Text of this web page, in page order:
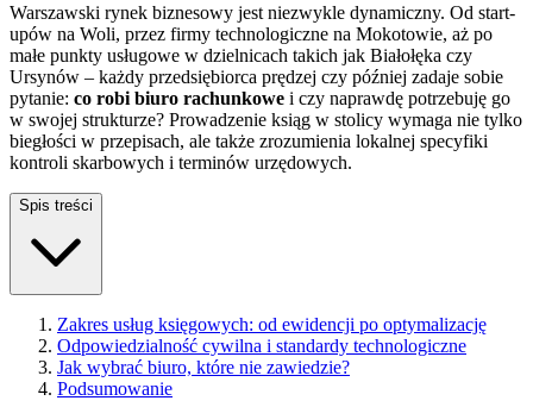
Warszawski rynek biznesowy jest niezwykle dynamiczny. Od start-
upów na Woli, przez firmy technologiczne na Mokotowie, aż po
małe punkty usługowe w dzielnicach takich jak Białołęka czy
Ursynów – każdy przedsiębiorca prędzej czy później zadaje sobie
pytanie: co robi biuro rachunkowe i czy naprawdę potrzebuję go
w swojej strukturze? Prowadzenie ksiąg w stolicy wymaga nie tylko
biegłości w przepisach, ale także zrozumienia lokalnej specyfiki
kontroli skarbowych i terminów urzędowych.
Spis treści
Zakres usług księgowych: od ewidencji po optymalizację
Odpowiedzialność cywilna i standardy technologiczne
Jak wybrać biuro, które nie zawiedzie?
Podsumowanie